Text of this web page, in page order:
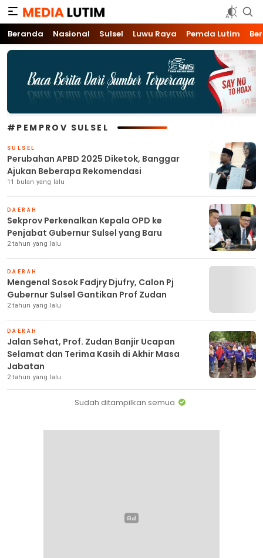
Media Lutim
Info untuk Lutim
Beranda Nasional Sulsel Luwu Raya Pemda Lutim
#PEMPROV SULSEL
SULSEL
Perubahan APBD 2025 Diketok, Banggar
Ajukan Beberapa Rekomendasi
11 bulan yang lalu
DAERAH
Sekprov Perkenalkan Kepala OPD ke
Penjabat Gubernur Sulsel yang Baru
2 tahun yang lalu
DAERAH
Mengenal Sosok Fadjry Djufry, Calon Pj
Gubernur Sulsel Gantikan Prof Zudan
2 tahun yang lalu
DAERAH
Jalan Sehat, Prof. Zudan Banjir Ucapan
Selamat dan Terima Kasih di Akhir Masa
Jabatan
2 tahun yang lalu
Sudah ditampilkan semua